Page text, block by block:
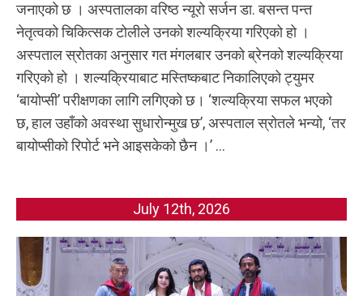
जनाएको छ । अस्पतालका वरिष्ठ न्यूरो सर्जन डा. बसन्त पन्त
नेतृत्वको चिकित्सक टोलीले उनको शल्यक्रिया गरिएको हो ।
अस्पताल स्रोतका अनुसार गत मंगलबार उनको ब्रेनको शल्यक्रिया
गरिएको हो । शल्यक्रियाबाट मस्तिष्कबाट निकालिएको ट्युमर
‘बायोप्सी’ परीक्षणका लागि लगिएको छ। ‘शल्यक्रिया सफल भएको
छ, हाल उहाँको अवस्था सुधारोन्मुख छ’, अस्पताल स्रोतले भन्यो, ‘तर
बायोप्सीको रिपोर्ट भने आइसकेको छैन ।’ ...
July 12th, 2026